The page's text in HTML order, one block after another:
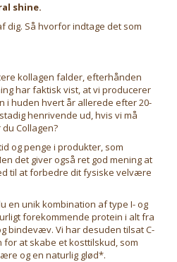
shine.
dig. Så hvorfor indtage det som
kollagen falder, efterhånden
har faktisk vist, at vi producerer
i huden hvert år allerede efter 20-
henrivende ud, hvis vi må
Collagen?
og penge i produkter, som
det giver også ret god mening at
til at forbedre dit fysiske velvære
en unik kombination af type I- og
forekommende protein i alt fra
bindevæv. Vi har desuden tilsat C-
for at skabe et kosttilskud, som
og en naturlig glød*.